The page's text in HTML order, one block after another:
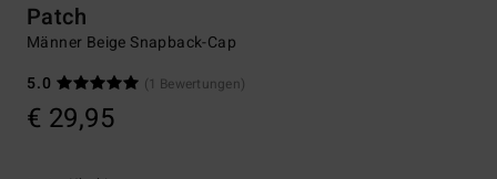
Patch
Männer Beige Snapback-Cap
5.0
(1 Bewertungen)
€ 29,95